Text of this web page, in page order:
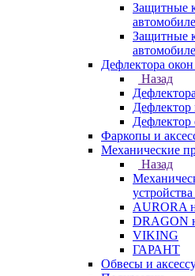
Защитные
Защитные
Дефлектора
Назад
Дефлектор
Дефлектор
Фаркопы и
Механические
Назад
устройства
DRAGON
VIKING
ГАРАНТ
Обвесы и